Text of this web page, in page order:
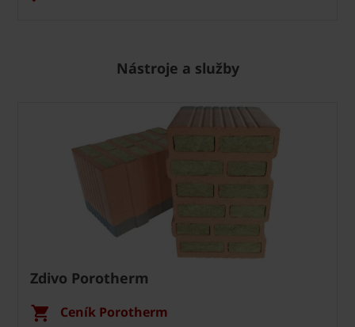
Nástroje a služby
Zdivo Porotherm
Ceník Porotherm